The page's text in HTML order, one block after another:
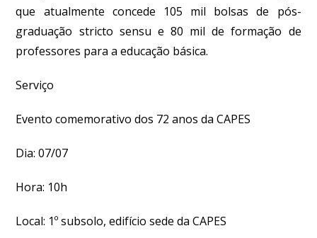
que atualmente concede 105 mil bolsas de pós-
graduação stricto sensu e 80 mil de formação de
professores para a educação básica.
Serviço
Evento comemorativo dos 72 anos da CAPES
Dia:07/07
Hora: 10h
Local: 1º subsolo, edifício sede da CAPES